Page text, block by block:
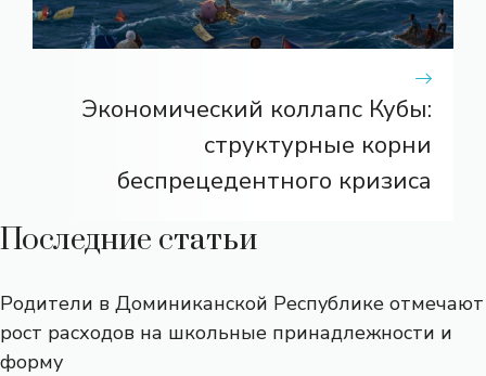
Экономический коллапс Кубы:
структурные корни
беспрецедентного кризиса
Последние статьи
Родители в Доминиканской Республике отмечают
рост расходов на школьные принадлежности и
форму